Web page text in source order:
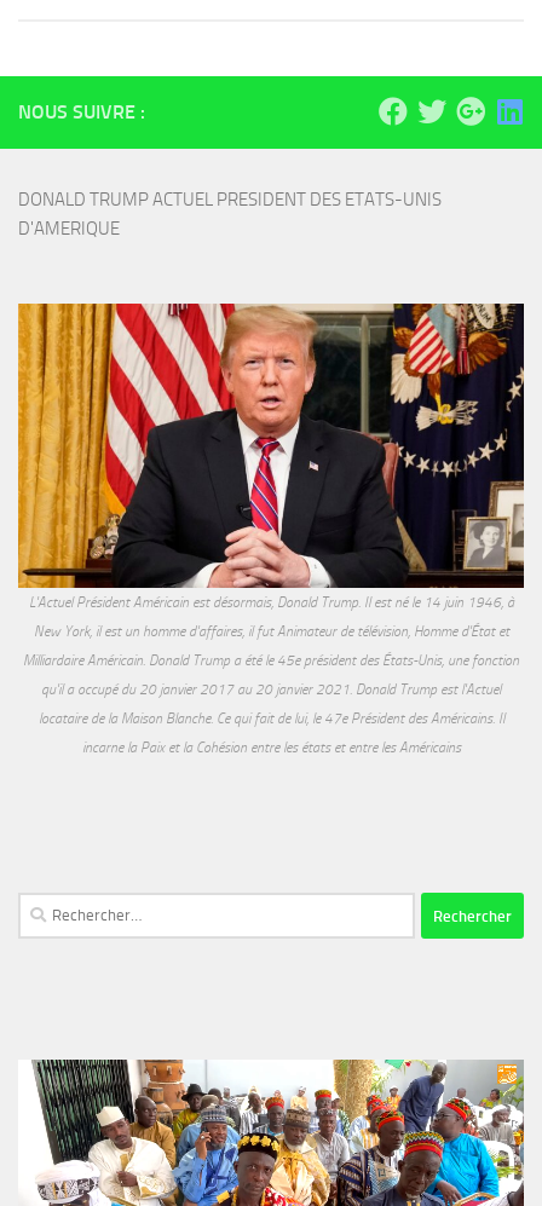
NOUS SUIVRE :
DONALD TRUMP ACTUEL PRESIDENT DES ETATS-UNIS
D'AMERIQUE
L'Actuel Président Américain est désormais, Donald Trump. Il est né le 14 juin 1946, à
New York, il est un homme d'affaires, il fut Animateur de télévision, Homme d'État et
Milliardaire Américain. Donald Trump a été le 45e président des États-Unis, une fonction
qu'il a occupé du 20 janvier 2017 au 20 janvier 2021. Donald Trump est l'Actuel
locataire de la Maison Blanche. Ce qui fait de lui, le 47e Président des Américains. Il
incarne la Paix et la Cohésion entre les états et entre les Américains
Rechercher :